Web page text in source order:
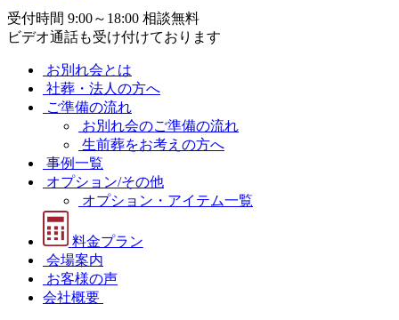
受付時間 9:00～18:00 相談無料
ビデオ通話も受け付けております
お別れ会とは
社葬・法人の方へ
ご準備の流れ
お別れ会のご準備の流れ
生前葬をお考えの方へ
事例一覧
オプション/その他
オプション・アイテム一覧
料金プラン
会場案内
お客様の声
会社概要